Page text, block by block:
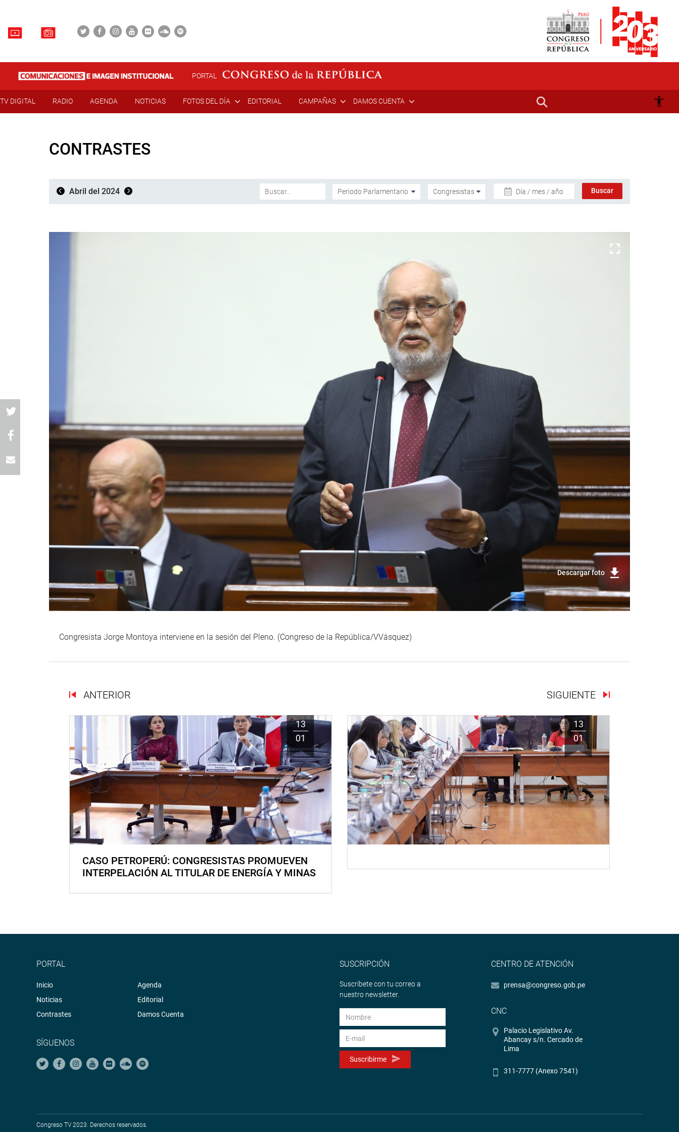
PORTAL
TV DIGITAL RADIO AGENDA NOTICIAS FOTOS DEL DÍA EDITORIAL CAMPAÑAS DAMOS CUENTA
CONTRASTES
Abril del 2024 Día / mes / año
Descargar foto
Congresista Jorge Montoya interviene en la sesión del Pleno. (Congreso de la República/VVásquez)
ANTERIOR SIGUIENTE
13
01
CASO PETROPERÚ: CONGRESISTAS PROMUEVEN
INTERPELACIÓN AL TITULAR DE ENERGÍA Y MINAS
13
01
PORTAL
Inicio
Noticias
Contrastes
Agenda
Editorial
Damos Cuenta
SÍGUENOS
SUSCRIPCIÓN
Suscríbete con tu correo a
nuestro newsletter.
Suscribirme
CENTRO DE ATENCIÓN
prensa@congreso.gob.pe
CNC
Palacio Legislativo Av.
Abancay s/n. Cercado de
Lima
311-7777 (Anexo 7541)
Congreso TV 2023. Derechos reservados.